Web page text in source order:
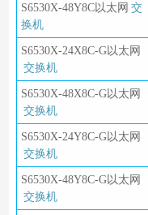
S6530X-48Y8C以太网 交
换机
S6530X-24X8C-G以太网
交换机
S6530X-48X8C-G以太网
交换机
S6530X-24Y8C-G以太网
交换机
S6530X-48Y8C-G以太网
交换机